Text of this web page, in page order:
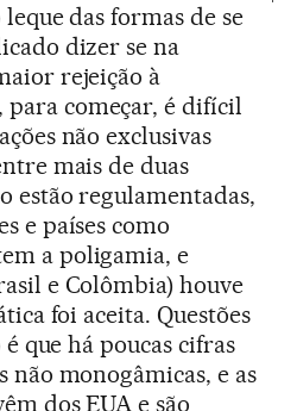
das formas de se
dizer se na
rejeição à
começar, é difícil
não exclusivas
mais de duas
estão regulamentadas,
e países como
a poligamia, e
e Colômbia) houve
foi aceita. Questões
que há poucas cifras
não monogâmicas, e as
dos EUA e são